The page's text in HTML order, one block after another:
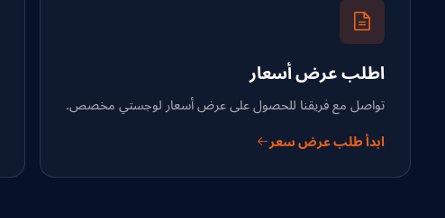
اطلب عرض أسعار
تواصل مع فريقنا للحصول على عرض أسعار لوجستي مخصص.
ابدأ طلب عرض سعر
كيف تفضل التواصل؟